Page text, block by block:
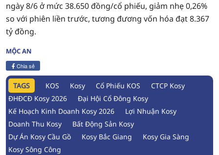
ngày 8/6 ở mức 38.650 đồng/cổ phiếu, giảm nhẹ 0,26%
so với phiên liền trước, tương đương vốn hóa đạt 8.367
tỷ đồng.
MỘC AN
Chia sẻ
TAGS KOS Kosy Cổ Phiếu KOS
CTCP Kosy
ĐHĐCĐ Kosy 2026
Đại Hội Cổ Đông Kosy
Kế Hoạch Kinh Doanh Kosy 2026
Lợi Nhuận Kosy
Doanh Thu Kosy
Bất Động Sản Kosy
Dự Án Kosy Cầu Gồ
Kosy Bắc Giang
Kosy Gia Sàng
Kosy Sông Công